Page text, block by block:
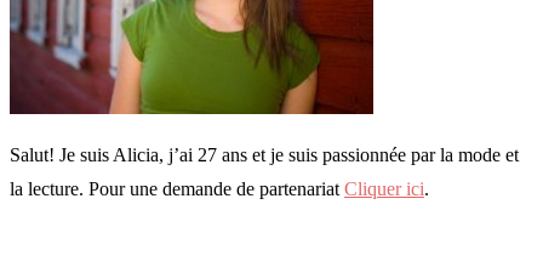
Salut! Je suis Alicia, j’ai 27 ans et je suis passionnée par la mode et
la lecture. Pour une demande de partenariat Cliquer ici.